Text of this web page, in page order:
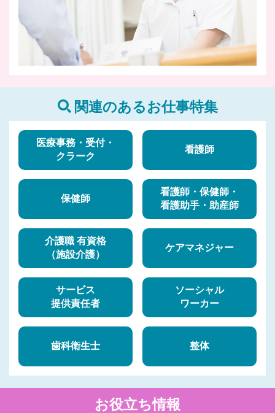
関連のあるお仕事特集
医療事務・受付・
クラーク
看護師
保健師
看護師・保健師・
看護助手・助産師
介護職 有資格
（施設介護）
ケアマネジャー
サービス
提供責任者
ソーシャル
ワーカー
歯科衛生士 整体
お役立ち情報